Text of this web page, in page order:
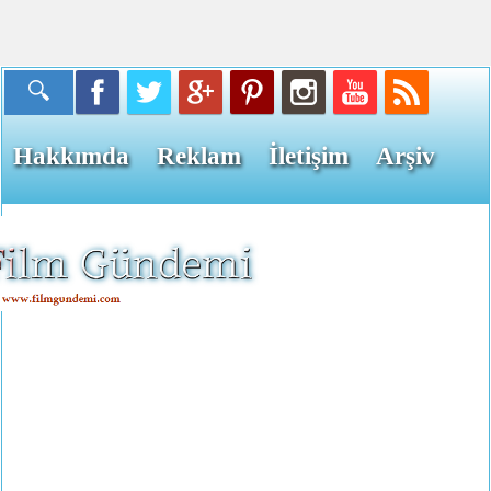
Hakkımda Reklam İletişim Arşiv